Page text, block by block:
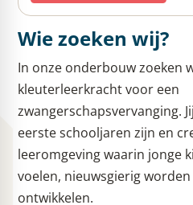
Wie zoeken wij?
In onze onderbouw zoeken
kleuterleerkracht voor een
zwangerschapsvervanging.
eerste schooljaren zijn en
leeromgeving waarin jonge
voelen, nieuwsgierig
ontwikkelen.